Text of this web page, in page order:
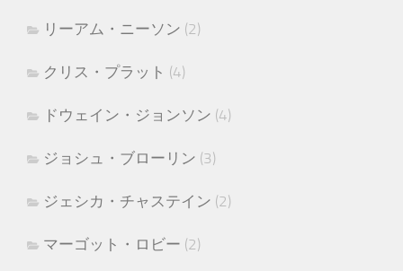
リーアム・ニーソン (2)
クリス・プラット (4)
ドウェイン・ジョンソン (4)
ジョシュ・ブローリン (3)
ジェシカ・チャステイン (2)
マーゴット・ロビー (2)